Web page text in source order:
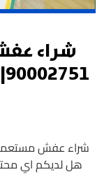
شراء
شراء عفش مستعمل
هل لديكم اي